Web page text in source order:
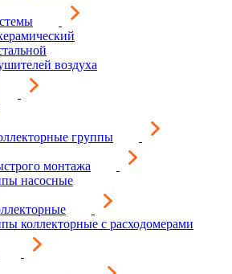
воздуха
группы
монтажа
насосные
коллекторные с расходомерами